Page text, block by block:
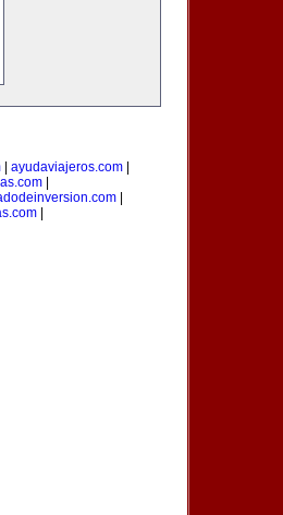
ayudaviajeros.com
|
|